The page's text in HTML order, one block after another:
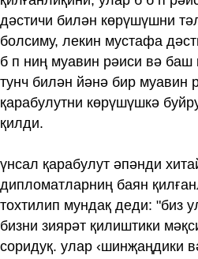
дәстичи билән көрүшүшни
болсиму, лекин мустафа
б п ниң муавин рәиси вә баш
тунч билән йәнә бир муавин
қарабулутни көрүшүшкә
қилди.
үнсал қарабулут әпәнди
дипломатларниң баян
тохтилип мундақ деди: "биз
бизни зиярәт қилиштики
соридуқ. улар ‹шинҗаңдики